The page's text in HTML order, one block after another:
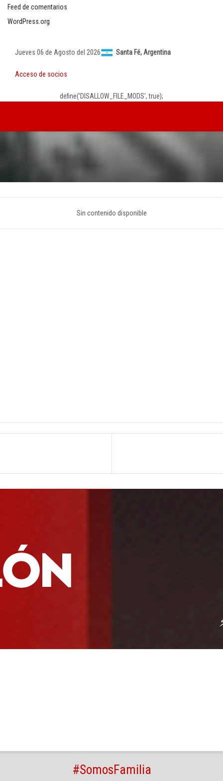
Feed de comentarios
WordPress.org
Jueves 06 de Agosto del 2026 Santa Fé, Argentina
Acceso de socios
define('DISALLOW_FILE_MODS', true);
Sin contenido disponible
#SomosFamilia